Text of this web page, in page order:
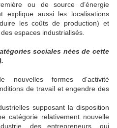
ou de source d’énergie
explique aussi les localisations
les coûts de production) et
espaces industrialisés.
sociales nées de cette
nouvelles formes d'activité
de travail et engendre des
supposant la disposition
catégorie relativement nouvelle
des entrepreneurs, qui